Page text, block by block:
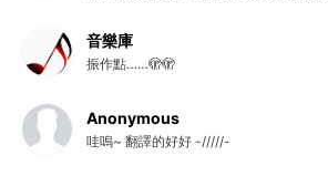
音樂庫
振作點……🫣🫣
Anonymous
哇嗚~ 翻譯的好好 -/////-